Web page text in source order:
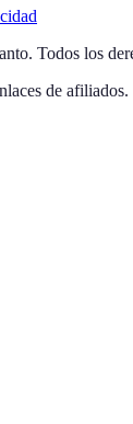
. Todos los
de afiliados.